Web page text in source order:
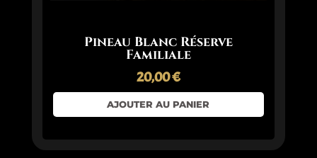
Pineau Blanc Réserve
Familiale
20,00€
AJOUTER AU PANIER